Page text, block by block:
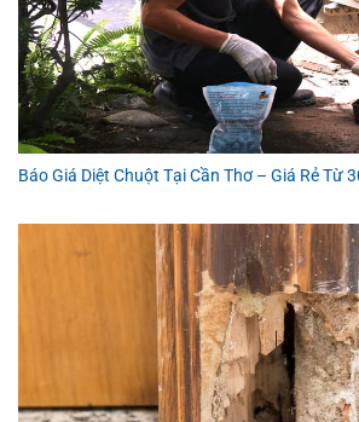
Báo Giá Diệt Chuột Tại Cần Thơ – Giá Rẻ Từ